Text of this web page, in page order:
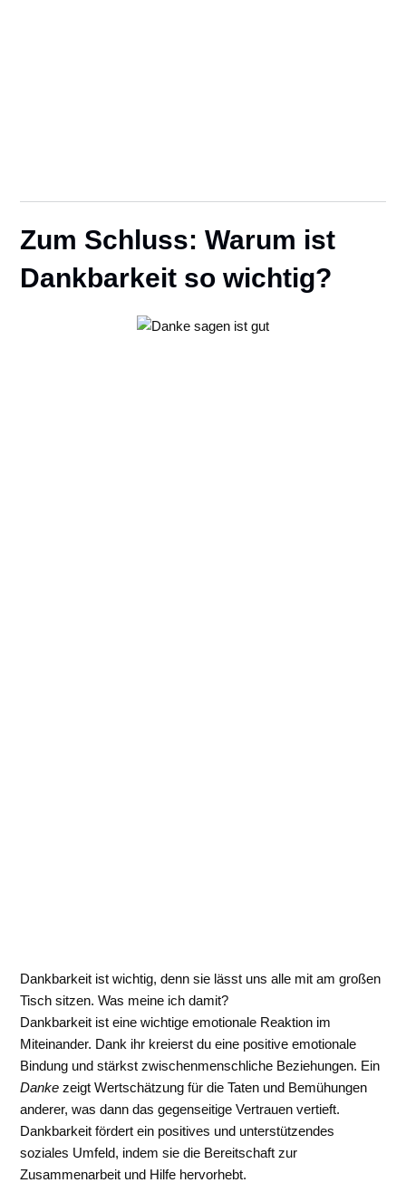
Zum Schluss: Warum ist
Dankbarkeit so wichtig?
Dankbarkeit ist wichtig, denn sie lässt uns alle mit am großen
Tisch sitzen. Was meine ich damit?
Dankbarkeit ist eine wichtige emotionale Reaktion im
Miteinander. Dank ihr kreierst du eine positive emotionale
Bindung und stärkst zwischenmenschliche Beziehungen. Ein
Danke zeigt Wertschätzung für die Taten und Bemühungen
anderer, was dann das gegenseitige Vertrauen vertieft.
Dankbarkeit fördert ein positives und unterstützendes
soziales Umfeld, indem sie die Bereitschaft zur
Zusammenarbeit und Hilfe hervorhebt.